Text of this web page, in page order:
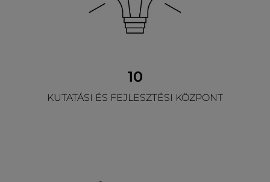
10
KUTATÁSI ÉS FEJLESZTÉSI KÖZPONT